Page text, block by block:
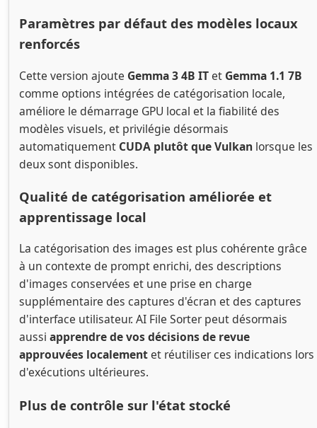
Paramètres par défaut des modèles locaux
renforcés
Cette version ajoute Gemma 3 4B ITet Gemma 1.1 7B
comme options intégrées de catégorisation locale,
améliore le démarrage GPU local et la fiabilité des
modèles visuels, et privilégie désormais
automatiquement CUDA plutôt que Vulkan lorsque les
deux sont disponibles.
Qualité de catégorisation améliorée et
apprentissage local
La catégorisation des images est plus cohérente grâce
à un contexte de prompt enrichi, des descriptions
d'images conservées et une prise en charge
supplémentaire des captures d'écran et des captures
d'interface utilisateur. AI File Sorter peut désormais
aussi apprendre de vos décisions de revue
approuvées localementet réutiliser ces indications lors
d'exécutions ultérieures.
Plus de contrôle sur l'état stocké